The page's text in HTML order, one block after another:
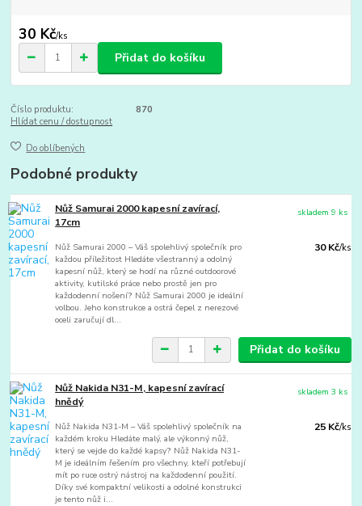
30 Kč/ks
Přidat do košíku
Číslo produktu:
870
Hlídat cenu / dostupnost
Do oblíbených
Podobné produkty
Nůž Samurai 2000 kapesní zavírací,
17cm
Nůž Samurai 2000 – Váš spolehlivý společník pro
každou příležitost Hledáte všestranný a odolný
kapesní nůž, který se hodí na různé outdoorové
aktivity, kutilské práce nebo prostě jen pro
každodenní nošení? Nůž Samurai 2000 je ideální
volbou. Jeho konstrukce a ostrá čepel z nerezové
oceli zaručují dl...
30 Kč/ks
skladem 9 ks
Přidat do košíku
Nůž Nakida N31-M, kapesní zavírací
hnědý
Nůž Nakida N31-M – Váš spolehlivý společník na
každém kroku Hledáte malý, ale výkonný nůž,
který se vejde do každé kapsy? Nůž Nakida N31-
M je ideálním řešením pro všechny, kteří potřebují
mít po ruce ostrý nástroj na každodenní použití.
Díky své kompaktní velikosti a odolné konstrukci
je tento nůž i...
25 Kč/ks
skladem 3 ks